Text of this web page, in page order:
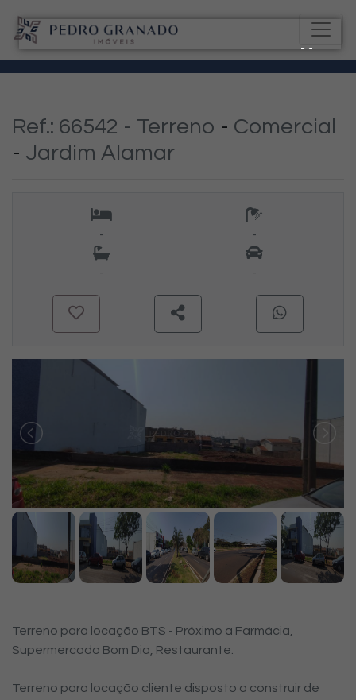
Ref.: 66542 - Terreno - Comercial
- Jardim Alamar
- -
- -
Terreno para locação BTS - Próximo a Farmácia,
Supermercado Bom Dia, Restaurante.
Terreno para locação cliente disposto a construir de